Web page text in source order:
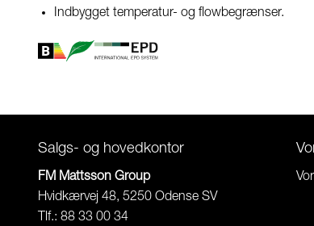
Indbygget temperatur- og flowbegrænser.
Salgs- og hovedkontor
FM Mattsson Group
Hvidkærvej 48, 5250 Odense SV
Tlf.: 88 33 00 34